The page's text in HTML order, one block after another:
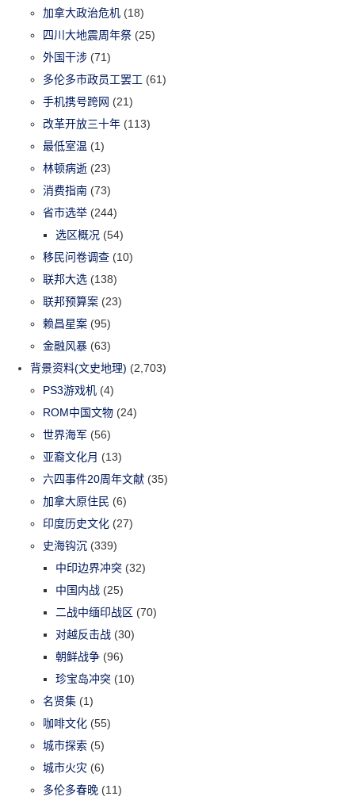
加拿大政治危机 (18)
四川大地震周年祭 (25)
外国干涉 (71)
多伦多市政员工罢工 (61)
手机携号跨网 (21)
改革开放三十年 (113)
最低室温 (1)
林顿病逝 (23)
消费指南 (73)
省市选举 (244)
选区概况 (54)
移民问卷调查 (10)
联邦大选 (138)
联邦预算案 (23)
赖昌星案 (95)
金融风暴 (63)
背景资料(文史地理) (2,703)
PS3游戏机 (4)
ROM中国文物 (24)
世界海军 (56)
亚裔文化月 (13)
六四事件20周年文献 (35)
加拿大原住民 (6)
印度历史文化 (27)
史海钩沉 (339)
中印边界冲突 (32)
中国内战 (25)
二战中缅印战区 (70)
对越反击战 (30)
朝鲜战争 (96)
珍宝岛冲突 (10)
名贤集 (1)
咖啡文化 (55)
城市探索 (5)
城市火灾 (6)
多伦多春晚 (11)